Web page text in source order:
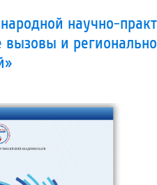
научно-
и